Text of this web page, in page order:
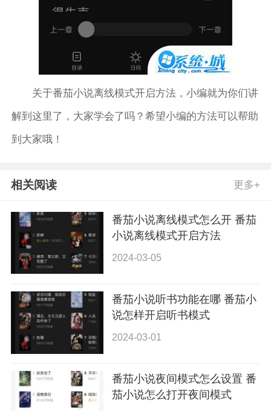
关于番茄小说离线模式开启方法，小编就为你们讲
解到这里了，大家学会了吗？希望小编的方法可以帮助
到大家哦！
相关阅读 更多+
番茄小说离线模式怎么开 番茄
小说离线模式开启方法
2024-03-05
番茄小说听书功能在哪 番茄小
说怎样开启听书模式
2024-03-01
番茄小说夜间模式怎么设置 番
茄小说怎么打开夜间模式